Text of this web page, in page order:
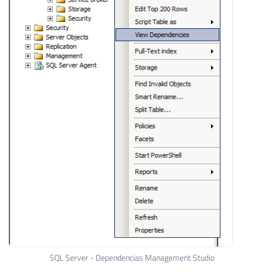
SQL Server - Dependencias Management Studio